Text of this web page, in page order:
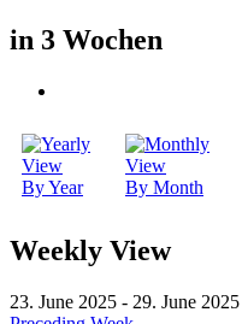
in 3 Wochen
By Year By Month
Weekly View
23. June 2025 - 29. June 2025